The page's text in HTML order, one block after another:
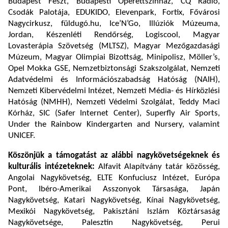
Csodák Palotája, EDUKIDO, Elevenpark, Fortix, Fővárosi
Nagycirkusz, füldugó.hu, Ice’N’Go, Illúziók Múzeuma,
Jordan, Készenléti Rendőrség, Logiscool, Magyar
Lovasterápia Szövetség (MLTSZ), Magyar Mezőgazdasági
Múzeum, Magyar Olimpiai Bizottság, Minipolisz, Möller’s,
Opel Mokka GSE, Nemzetbiztonsági Szakszolgálat, Nemzeti
Adatvédelmi és Információszabadság Hatóság (NAIH),
Nemzeti Kibervédelmi Intézet, Nemzeti Média- és Hírközlési
Hatóság (NMHH), Nemzeti Védelmi Szolgálat, Teddy Maci
Kórház, SIC (Safer Internet Center), Superfly Air Sports,
Under the Rainbow Kindergarten and Nursery, valamint
UNICEF.
Köszönjük a támogatást az alábbi nagykövetségeknek és
kulturális intézeteknek: Alfavit Alapítvány tatár közösség,
Angolai Nagykövetség, ELTE Konfuciusz Intézet, Európa
Pont, Ibéro-Amerikai Asszonyok Társasága, Japán
Nagykövetség, Katari Nagykövetség, Kínai Nagykövetség,
Mexikói Nagykövetség, Pakisztáni Iszlám Köztársaság
Nagykövetsége, Palesztin Nagykövetség, Perui